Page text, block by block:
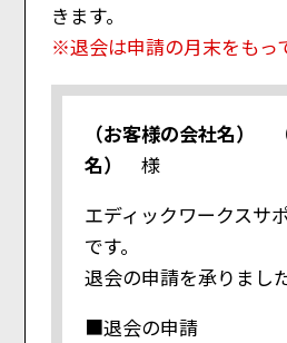
きます。
※退会は申請の月末をもっ
（お客様の会社名）
名）
様
エディックワークスサ
です。
退会の申請を承りました
■退会の申請